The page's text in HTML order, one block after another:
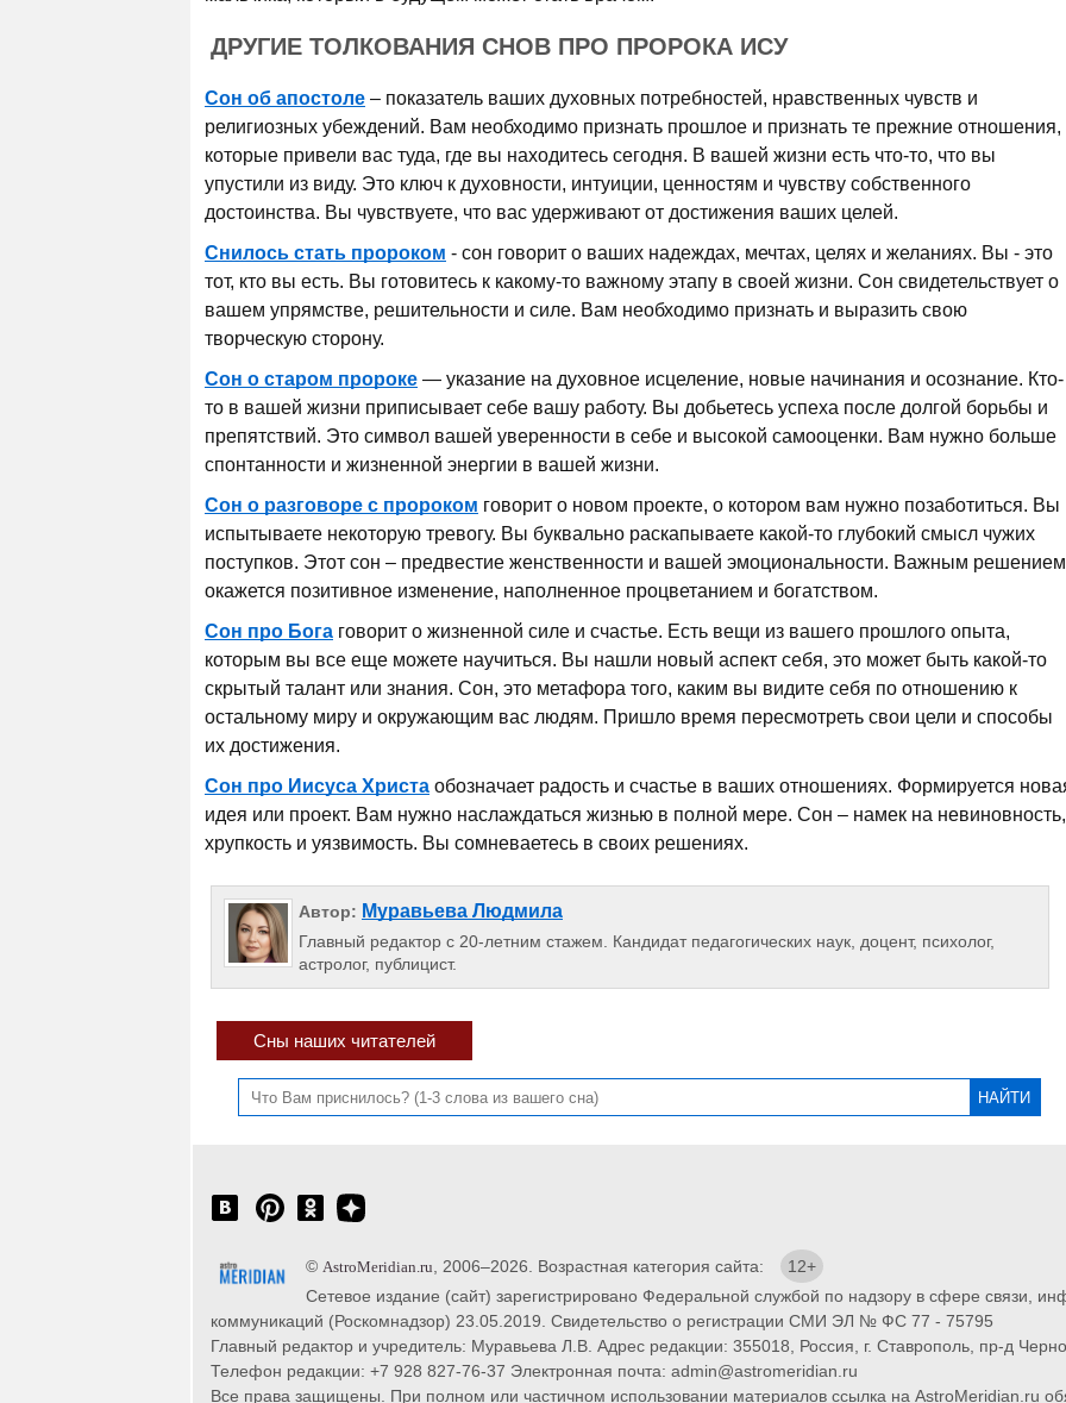
ДРУГИЕ ТОЛКОВАНИЯ СНОВ ПРО ПРОРОКА ИСУ
Сон об апостоле – показатель ваших духовных потребностей, нравственных чувств и
религиозных убеждений. Вам необходимо признать прошлое и признать те прежние отношения,
которые привели вас туда, где вы находитесь сегодня. В вашей жизни есть что-то, что вы
упустили из виду. Это ключ к духовности, интуиции, ценностям и чувству собственного
достоинства. Вы чувствуете, что вас удерживают от достижения ваших целей.
Снилось стать пророком - сон говорит о ваших надеждах, мечтах, целях и желаниях. Вы - это
тот, кто вы есть. Вы готовитесь к какому-то важному этапу в своей жизни. Сон свидетельствует о
вашем упрямстве, решительности и силе. Вам необходимо признать и выразить свою
творческую сторону.
Сон о старом пророке — указание на духовное исцеление, новые начинания и осознание. Кто-
то в вашей жизни приписывает себе вашу работу. Вы добьетесь успеха после долгой борьбы и
препятствий. Это символ вашей уверенности в себе и высокой самооценки. Вам нужно больше
спонтанности и жизненной энергии в вашей жизни.
Сон о разговоре с пророком говорит о новом проекте, о котором вам нужно позаботиться. Вы
испытываете некоторую тревогу. Вы буквально раскапываете какой-то глубокий смысл чужих
поступков. Этот сон – предвестие женственности и вашей эмоциональности. Важным решением
окажется позитивное изменение, наполненное процветанием и богатством.
Сон про Бога говорит о жизненной силе и счастье. Есть вещи из вашего прошлого опыта,
которым вы все еще можете научиться. Вы нашли новый аспект себя, это может быть какой-то
скрытый талант или знания. Сон, это метафора того, каким вы видите себя по отношению к
остальному миру и окружающим вас людям. Пришло время пересмотреть свои цели и способы
их достижения.
Сон про Иисуса Христа обозначает радость и счастье в ваших отношениях. Формируется
идея или проект. Вам нужно наслаждаться жизнью в полной мере. Сон – намек на невиновность,
хрупкость и уязвимость. Вы сомневаетесь в своих решениях.
Автор: Муравьева Людмила
Главный редактор с 20-летним стажем. Кандидат педагогических наук, доцент, психолог,
астролог, публицист.
Сны наших читателей
© AstroMeridian.ru , 2006–2026. Возрастная категория сайта:
12+
Сетевое издание (сайт) зарегистрировано Федеральной службой по надзору в сфере связи,
коммуникаций (Роскомнадзор) 23.05.2019. Свидетельство о регистрации СМИ ЭЛ № ФС 77 - 75795
Главный редактор и учредитель: Муравьева Л.В. Адрес редакции: 355018, Россия, г. Ставрополь, пр-д
Телефон редакции: +7 928 827-76-37 Электронная почта: admin@astromeridian.ru
Все права защищены. При полном или частичном использовании материалов ссылка на AstroMeridian.ru